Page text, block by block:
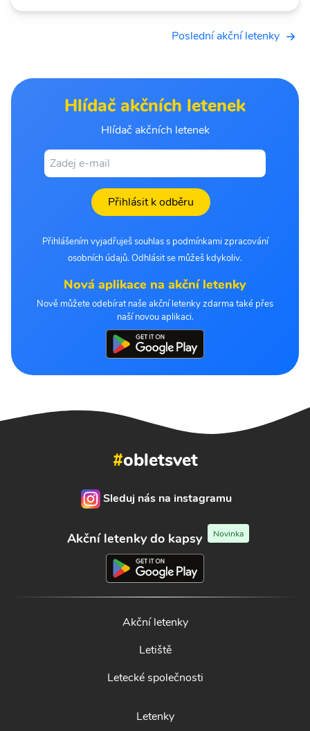
Poslední akční letenky
Hlídač akčních letenek
Hlídač akčních letenek
Přihlásit k odběru
Přihlášením vyjadřuješ souhlas s podmínkami zpracování
osobních údajů. Odhlásit se můžeš kdykoliv.
Nová aplikace na akční letenky
Nově můžete odebírat naše akční letenky zdarma také přes
naší novou aplikaci.
#obletsvet
Sleduj nás na instagramu
Akční letenky do kapsy Novinka
Akční letenky
Letiště
Letecké společnosti
Letenky